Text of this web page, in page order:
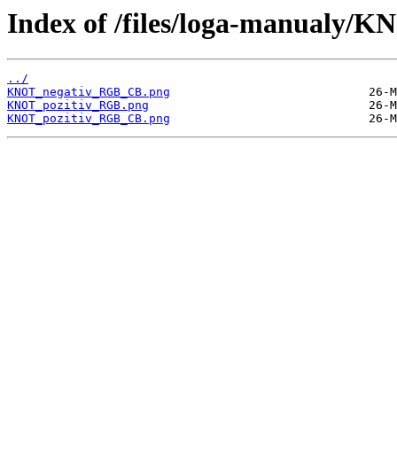
Index of /files/loga-manualy/
../
KNOT_negativ_RGB_CB.png
KNOT_pozitiv_RGB.png
KNOT_pozitiv_RGB_CB.png